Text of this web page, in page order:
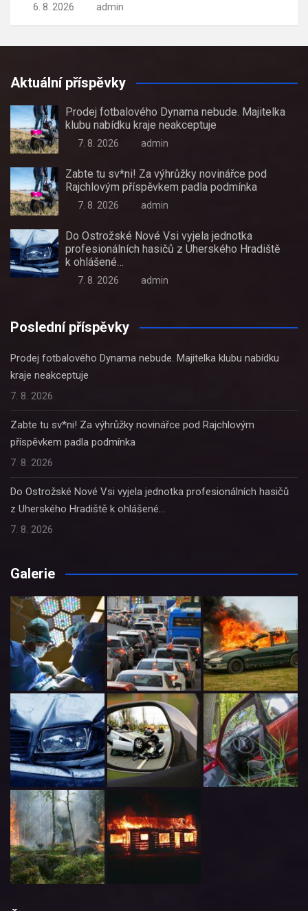
6. 8. 2026 admin
Aktuální příspěvky
Prodej fotbalového Dynama nebude. Majitelka
klubu nabídku kraje neakceptuje
7. 8. 2026 admin
Zabte tu sv*ni! Za výhrůžky novinářce pod
Rajchlovým příspěvkem padla podmínka
7. 8. 2026 admin
Do Ostrožské Nové Vsi vyjela jednotka
profesionálních hasičů z Uherského Hradiště
k ohlášené…
7. 8. 2026 admin
Poslední příspěvky
Prodej fotbalového Dynama nebude. Majitelka klubu nabídku
kraje neakceptuje
7. 8. 2026
Zabte tu sv*ni! Za výhrůžky novinářce pod Rajchlovým
příspěvkem padla podmínka
7. 8. 2026
Do Ostrožské Nové Vsi vyjela jednotka profesionálních hasičů
z Uherského Hradiště k ohlášené…
7. 8. 2026
Galerie